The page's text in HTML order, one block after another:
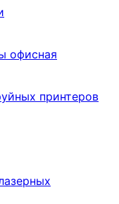
офисная
принтеров